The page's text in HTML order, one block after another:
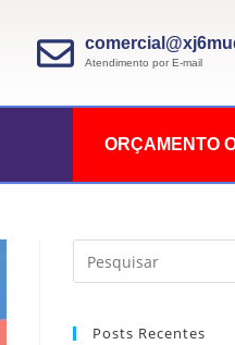
Atendimento por E-mail
ORÇAMENTO
Posts Recentes